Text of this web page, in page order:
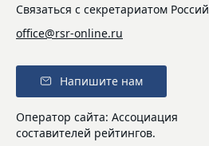
Связаться с секретариатом
office@rsr-online.ru
Напишите нам
Оператор сайта: Ассоциация
составителей рейтингов.